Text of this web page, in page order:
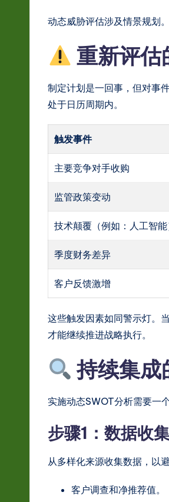
动态威胁评估涉及情景规划
重新评估
制定计划是一回事，但对事
处于日历周期内。
触发事件
主要竞争对手收购
监管政策变动
技术颠覆（例如：人工智能
季度财务差异
客户反馈激增
这些触发因素如同警示灯。
才能继续推进战略执行。
持续集成
实施动态SWOT分析需要一
步骤1：数据收
从多样化来源收集数据，以
客户调查和净推荐值。